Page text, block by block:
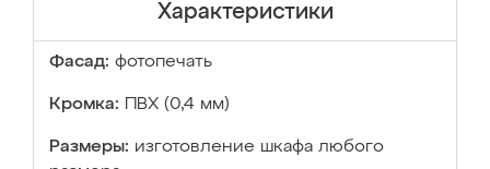
Характеристики
Фасад: фотопечать
Кромка: ПВХ (0,4 мм)
Размеры: изготовление шкафа любого